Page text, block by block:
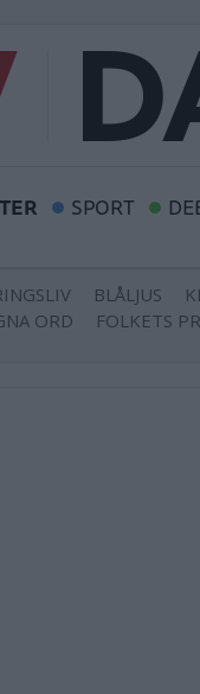
SPORT
BLÅLJUS
ORD FOLKETS